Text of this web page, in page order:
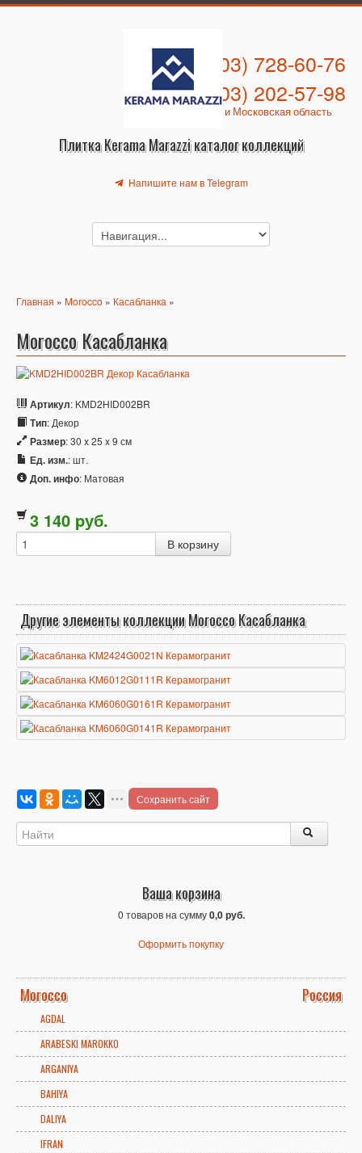
Плитка Kerama Marazzi каталог коллекций
+7 (903) 728-60-76
+7 (903) 202-57-98
Москва и Московская область
Напишите нам в Telegram
Главная » Morocco » Касабланка »
Morocco Касабланка
Артикул: KMD2HID002BR
Тип: Декор
Размер: 30 x 25 x 9 см
Ед. изм.: шт.
Доп. инфо: Матовая
3 140 pуб.
Другие элементы коллекции Morocco Касабланка
Сохранить сайт
Ваша корзина
0 товаров на сумму0,0 руб.
Оформить покупку
Morocco Россия
AGDAL
ARABESKI MAROKKO
ARGANIYA
BAHIYA
DALIYA
IFRAN